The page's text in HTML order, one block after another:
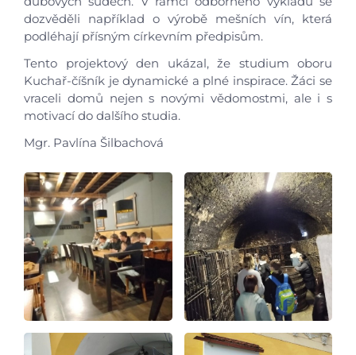
Video a audio
Virtuální prohlídka
Kontakty
dozvěděli například o výrobě mešních vín, která
podléhají přísným církevním předpisům.
Tento projektový den ukázal, že studium oboru
Kuchař-číšník je dynamické a plné inspirace. Žáci se
vraceli domů nejen s novými vědomostmi, ale i s
motivací do dalšího studia.
Mgr. Pavlína Šilbachová